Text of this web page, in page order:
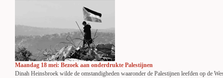
Maandag 18 mei: Bezoek aan onderdrukte Palestijnen
Dinah Heinsbroek wilde de omstandigheden waaronder de Palestijnen leefden op de